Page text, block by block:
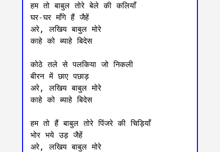
हम तो बाबुल तोरे बेले की कलियाँ
घर-घर माँगे हैं जैहें
अरे, लखिय बाबुल मोरे
काहे को ब्याहे बिदेस
कोठे तले से पलकिया जो निकली
बीरन में छाए पछाड़
अरे, लखिय बाबुल मोरे
काहे को ब्याहे बिदेस
हम तो हैं बाबुल तोरे पिंजरे की चिड़ियाँ
भोर भये उड़ जैहें
अरे, लखिय बाबुल मोरे